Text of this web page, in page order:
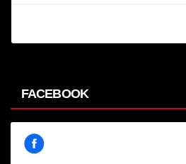
FACEBOOK